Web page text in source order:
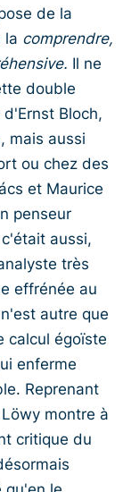
de la
la comprendre,
Il ne
double
Bloch,
mais aussi
ou chez des
et Maurice
penseur
aussi,
très
effrénée au
autre que
calcul égoïste
enferme
Reprenant
montre à
critique du